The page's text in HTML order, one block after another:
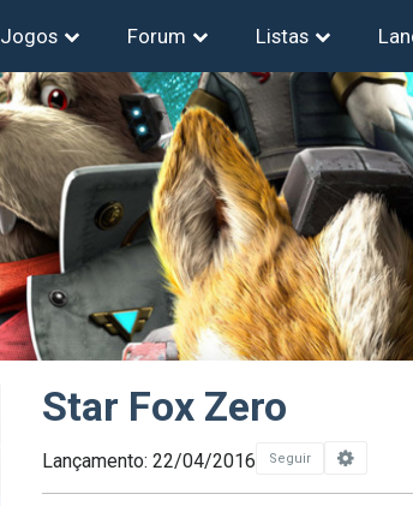
Jogos Forum Listas
Star Fox Zero
Lançamento: 22/04/2016 Seguir